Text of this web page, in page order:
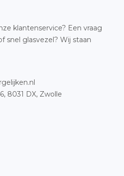
klantenservice? Een vraag
snel glasvezel? Wij staan
8031 DX, Zwolle